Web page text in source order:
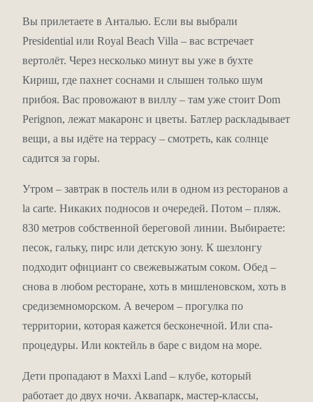
Спа, спорт, водные
развлечения
Спа-центр с закрытым подогреваемым бассейном,
саунами, хаммамом. Тренажёрный зал. А на воде –
дайвинг, SUP, виндсерфинг, кайтсерфинг, гидроциклы.
Для любителей тишины – йога, пилатес, медитация.
Привилегии, от которых
захватывает дух
Для гостей Presidential Villa и Royal Beach Villa:
Трансфер на вертолёте (при проживании от 7 ночей, по
запросу) – вы прилетаете как кинозвезда.
VIP-трансфер на автомобиле «аэропорт-отель-аэропорт».
Пользование CIP-терминалом аэропорта Антальи.
Личный батлер, павильон на пляже, ресторан и бар
Для всех гостей – услуга Maxx Assistant. Ассистент
Вы прилетаете в Анталью. Если вы выбрали
Presidential или Royal Beach Villa – вас встречает
вертолёт. Через несколько минут вы уже в бухте
Кириш, где пахнет соснами и слышен только шум
прибоя. Вас провожают в виллу – там уже стоит Dom
Perignon, лежат макаронс и цветы. Батлер раскладывает
вещи, а вы идёте на террасу – смотреть, как солнце
садится за горы.
Утром – завтрак в постель или в одном из ресторанов a
la carte. Никаких подносов и очередей. Потом – пляж.
830 метров собственной береговой линии. Выбираете:
песок, гальку, пирс или детскую зону. К шезлонгу
подходит официант со свежевыжатым соком. Обед –
снова в любом ресторане, хоть в мишленовском, хоть в
средиземноморском. А вечером – прогулка по
территории, которая кажется бесконечной. Или спа-
процедуры. Или коктейль в баре с видом на море.
Дети пропадают в Maxxi Land – клубе, который
работает до двух ночи. Аквапарк, мастер-классы,